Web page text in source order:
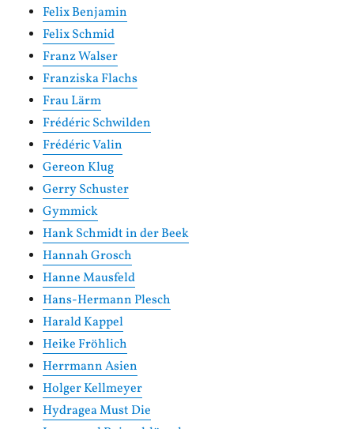
Felix Benjamin
Felix Schmid
Franz Walser
Franziska Flachs
Frau Lärm
Frédéric Schwilden
Frédéric Valin
Gereon Klug
Gerry Schuster
Gymmick
Hank Schmidt in der Beek
Hannah Grosch
Hanne Mausfeld
Hans-Hermann Plesch
Harald Kappel
Heike Fröhlich
Herrmann Asien
Holger Kellmeyer
Hydragea Must Die